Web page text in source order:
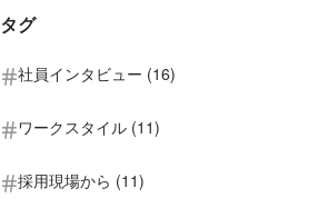
タグ
社員インタビュー (16)
ワークスタイル (11)
採用現場から (11)